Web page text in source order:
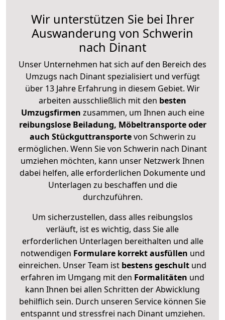
Wir unterstützen Sie bei Ihrer
Auswanderung von Schwerin
nach Dinant
Unser Unternehmen hat sich auf den Bereich des
Umzugs nach Dinant spezialisiert und verfügt
über 13 Jahre Erfahrung in diesem Gebiet. Wir
arbeiten ausschließlich mit den besten
Umzugsfirmen zusammen, um Ihnen auch eine
reibungslose Beiladung, Möbeltransporte oder
auch Stückguttransportevon Schwerin zu
ermöglichen. Wenn Sie von Schwerin nach Dinant
umziehen möchten, kann unser Netzwerk Ihnen
dabei helfen, alle erforderlichen Dokumente und
Unterlagen zu beschaffen und die
durchzuführen.
Um sicherzustellen, dass alles reibungslos
verläuft, ist es wichtig, dass Sie alle
erforderlichen Unterlagen bereithalten und alle
notwendigen Formulare korrekt ausfüllen und
einreichen. Unser Team ist bestens geschult und
erfahren im Umgang mit den Formalitäten und
kann Ihnen bei allen Schritten der Abwicklung
behilflich sein. Durch unseren Service können Sie
entspannt und stressfrei nach Dinant umziehen.